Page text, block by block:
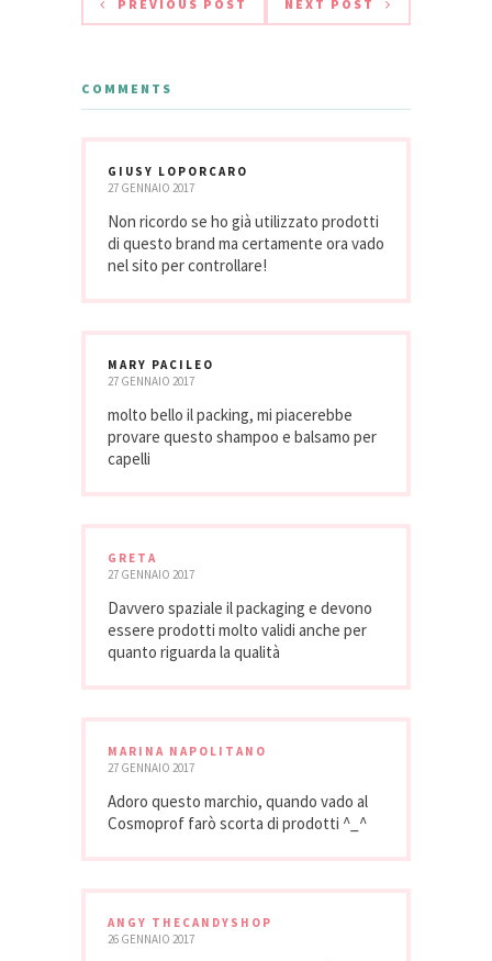
PREVIOUS POST NEXT POST
COMMENTS
GIUSY LOPORCARO
27 GENNAIO 2017
Non ricordo se ho già utilizzato prodotti
di questo brand ma certamente ora vado
nel sito per controllare!
MARY PACILEO
27 GENNAIO 2017
molto bello il packing, mi piacerebbe
provare questo shampoo e balsamo per
capelli
GRETA
27 GENNAIO 2017
Davvero spaziale il packaging e devono
essere prodotti molto validi anche per
quanto riguarda la qualità
MARINA NAPOLITANO
27 GENNAIO 2017
Adoro questo marchio, quando vado al
Cosmoprof farò scorta di prodotti ^_^
ANGY THECANDYSHOP
26 GENNAIO 2017